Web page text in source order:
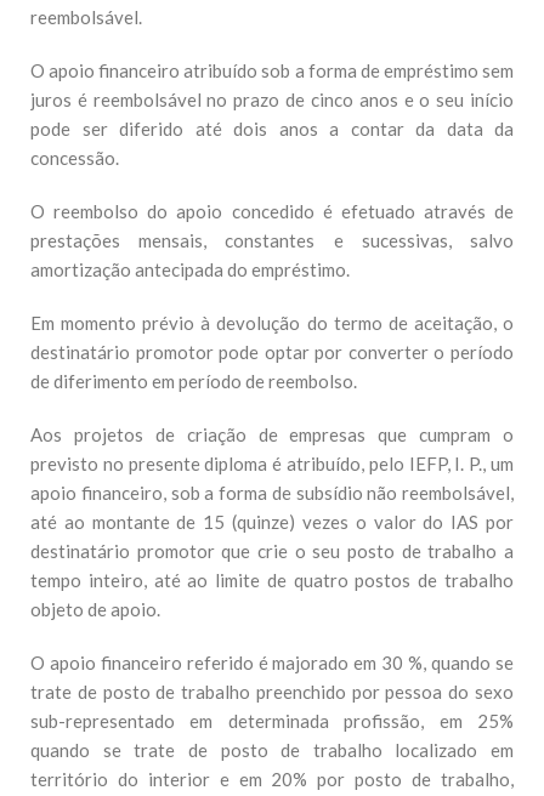
reembolsável.
O apoio financeiro atribuído sob a forma de empréstimo sem
juros é reembolsável no prazo de cinco anos e o seu início
pode ser diferido até dois anos a contar da data da
concessão.
O reembolso do apoio concedido é efetuado através de
prestações mensais, constantes e sucessivas, salvo
amortização antecipada do empréstimo.
Em momento prévio à devolução do termo de aceitação, o
destinatário promotor pode optar por converter o período
de diferimento em período de reembolso.
Aos projetos de criação de empresas que cumpram o
previsto no presente diploma é atribuído, pelo IEFP, I. P., um
apoio financeiro, sob a forma de subsídio não reembolsável,
até ao montante de 15 (quinze) vezes o valor do IAS por
destinatário promotor que crie o seu posto de trabalho a
tempo inteiro, até ao limite de quatro postos de trabalho
objeto de apoio.
O apoio financeiro referido é majorado em 30 %, quando se
trate de posto de trabalho preenchido por pessoa do sexo
sub-representado em determinada profissão, em 25%
quando se trate de posto de trabalho localizado em
território do interior e em 20% por posto de trabalho,